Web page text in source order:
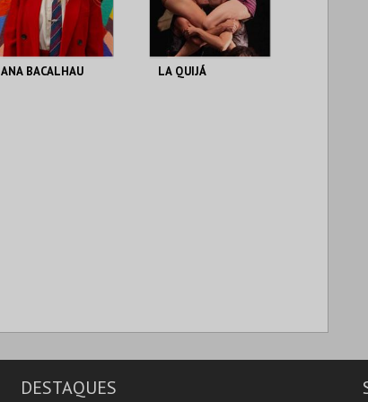
COMPRAR COMPRAR
ANA BACALHAU LA QUIJÁ
DESTAQUES